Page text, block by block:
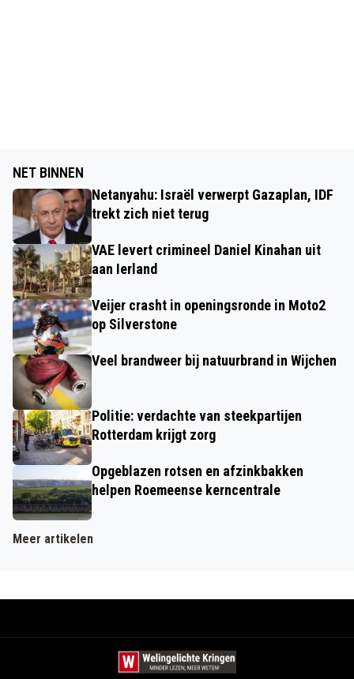
NET BINNEN
Netanyahu: Israël verwerpt Gazaplan, IDF
trekt zich niet terug
VAE levert crimineel Daniel Kinahan uit
aan Ierland
Veijer crasht in openingsronde in Moto2
op Silverstone
Veel brandweer bij natuurbrand in Wijchen
Politie: verdachte van steekpartijen
Rotterdam krijgt zorg
Opgeblazen rotsen en afzinkbakken
helpen Roemeense kerncentrale
Meer artikelen